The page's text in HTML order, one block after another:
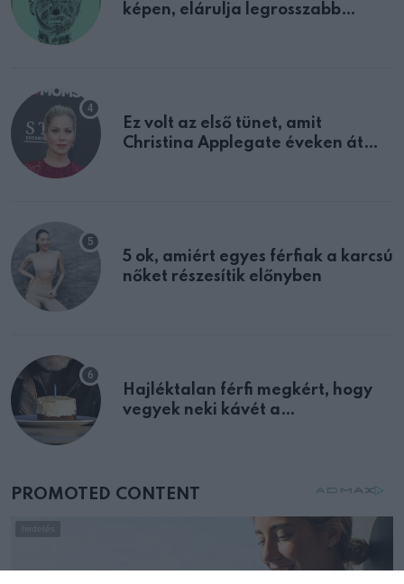
képen, elárulja legrosszabb
Ez volt az első tünet, amit
Christina Applegate éveken át
5 ok, amiért egyes férfiak a karcsú
nőket részesítik előnyben
Hajléktalan férfi megkért, hogy
vegyek neki kávét a